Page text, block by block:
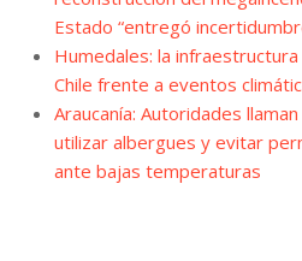
Estado “entregó
Humedales: la
Chile frente a eventos
Araucanía: Autoridades
utilizar albergues y evitar
ante bajas temperaturas